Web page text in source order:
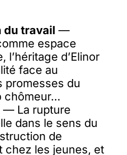
du travail —
espace
l’héritage d’Elinor
face au
promesses du
chômeur…
— La rupture
dans le sens du
de
chez les jeunes, et